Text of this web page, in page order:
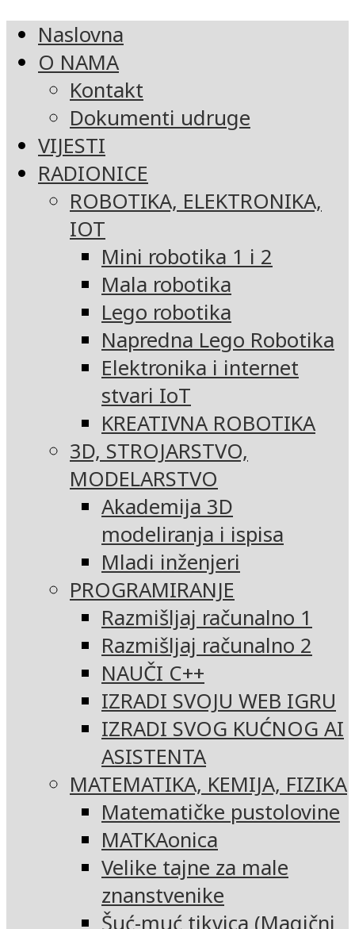
Naslovna
O NAMA
Kontakt
Dokumenti udruge
VIJESTI
RADIONICE
ROBOTIKA, ELEKTRONIKA,
IOT
Mini robotika 1 i 2
Mala robotika
Lego robotika
Napredna Lego Robotika
Elektronika i internet
stvari IoT
KREATIVNA ROBOTIKA
3D, STROJARSTVO,
MODELARSTVO
Akademija 3D
modeliranja i ispisa
Mladi inženjeri
PROGRAMIRANJE
Razmišljaj računalno 1
Razmišljaj računalno 2
NAUČI C++
IZRADI SVOJU WEB IGRU
IZRADI SVOG KUĆNOG AI
ASISTENTA
MATEMATIKA, KEMIJA, FIZIKA
Matematičke pustolovine
MATKAonica
Velike tajne za male
znanstvenike
Šuć-muć tikvica (Magični